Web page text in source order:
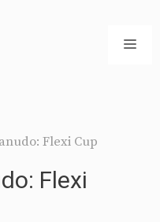
Flexi Cup
Flexi